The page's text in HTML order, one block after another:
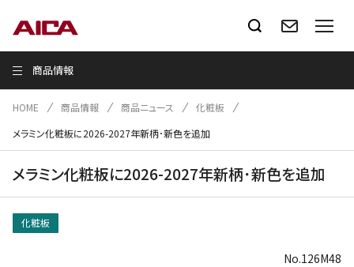
商品情報
HOME 商品情報 商品ニュース
化粧板
メラミン化粧板に2026-2027年新柄･新色を追加
メラミン化粧板に2026-2027年新柄･新色を追加
化粧板
No.126M48